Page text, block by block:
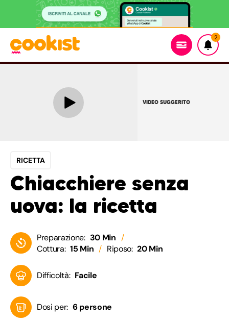
2
VIDEO SUGGERITO
RICETTA
Chiacchiere senza
uova: la ricetta
Preparazione: 30 Min
Cottura: 15 Min Riposo: 20 Min
Difficoltà: Facile
Dosi per: 6 persone